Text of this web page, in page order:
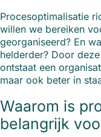
Procesoptimalisatie
willen we bereiken
georganiseerd? En
helderder? Door
ontstaat een
maar ook beter in
Waarom is
belangrijk